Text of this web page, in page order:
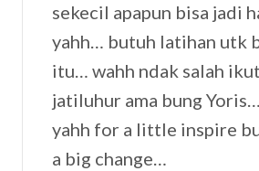
sekecil apapun bisa jadi
yahh… butuh latihan utk
itu… wahh ndak salah
jatiluhur ama bung
yahh for a little inspire
a big change…